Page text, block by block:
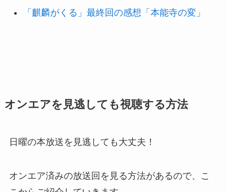
「麒麟がくる」最終回の感想「本能寺の変」
オンエアを見逃しても視聴する方法
日曜の本放送を見逃しても大丈夫！
オンエア済みの放送回を見る方法があるので、こ